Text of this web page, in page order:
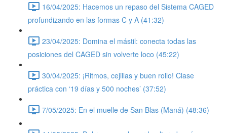
16/04/2025: Hacemos un repaso del Sistema CAGED
profundizando en las formas C y A (41:32)
23/04/2025: Domina el mástil: conecta todas las
posiciones del CAGED sin volverte loco (45:22)
30/04/2025: ¡Ritmos, cejillas y buen rollo! Clase
práctica con ‘19 días y 500 noches’ (37:52)
7/05/2025: En el muelle de San Blas (Maná) (48:36)